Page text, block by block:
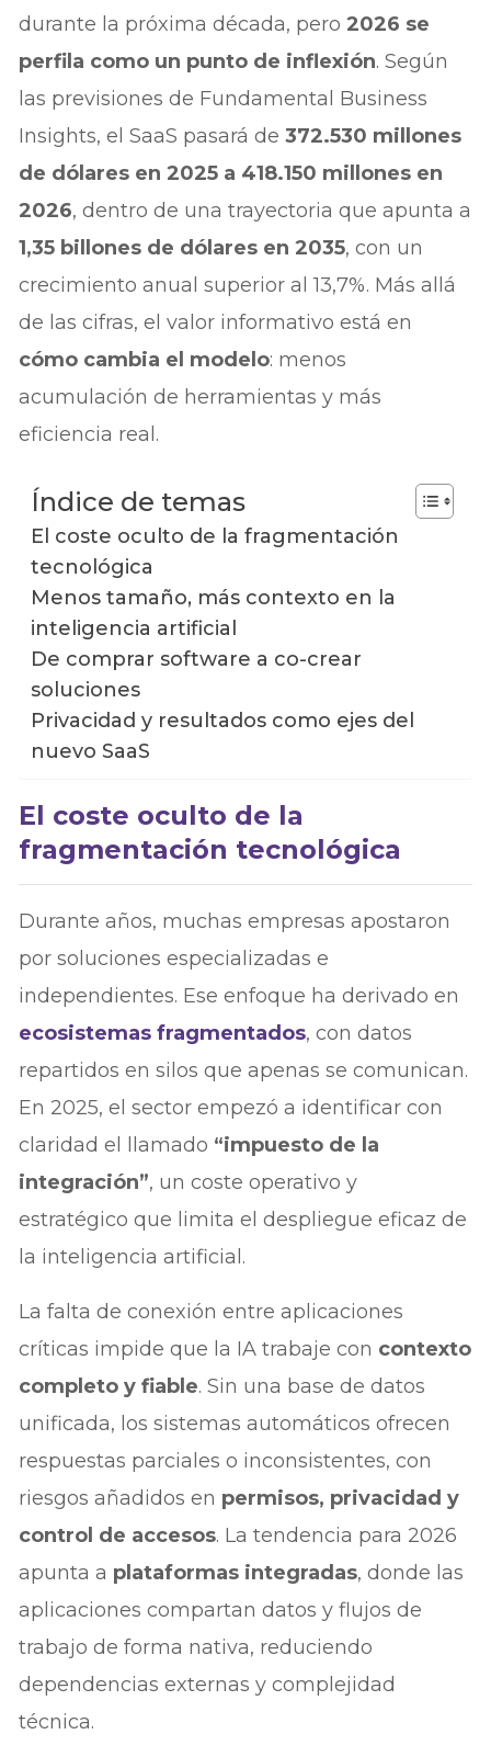
durante la próxima década, pero2026 se
perfila como un punto de inflexión. Según
las previsiones de Fundamental Business
Insights, el SaaS pasará de372.530 millones
de dólares en 2025 a 418.150 millones en
2026, dentro de una trayectoria que apunta a
1,35 billones de dólares en 2035, con un
crecimiento anual superior al 13,7%. Más allá
de las cifras, el valor informativo está en
cómo cambia el modelo: menos
acumulación de herramientas y más
eficiencia real.
Índice de temas
El coste oculto de la fragmentación
tecnológica
Menos tamaño, más contexto en la
inteligencia artificial
De comprar software a co-crear
soluciones
Privacidad y resultados como ejes del
nuevo SaaS
El coste oculto de la
fragmentación tecnológica
Durante años, muchas empresas apostaron
por soluciones especializadas e
independientes. Ese enfoque ha derivado en
ecosistemas fragmentados, con datos
repartidos en silos que apenas se comunican.
En 2025, el sector empezó a identificar con
claridad el llamado “impuesto de la
integración”, un coste operativo y
estratégico que limita el despliegue eficaz de
la inteligencia artificial.
La falta de conexión entre aplicaciones
críticas impide que la IA trabaje con contexto
completo y fiable. Sin una base de datos
unificada, los sistemas automáticos ofrecen
respuestas parciales o inconsistentes, con
riesgos añadidos en permisos, privacidad y
control de accesos. La tendencia para 2026
apunta a plataformas integradas, donde las
aplicaciones compartan datos y flujos de
trabajo de forma nativa, reduciendo
dependencias externas y complejidad
técnica.